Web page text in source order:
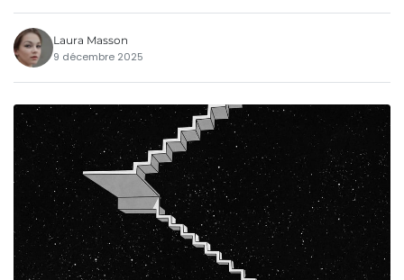
Laura Masson
9 décembre 2025